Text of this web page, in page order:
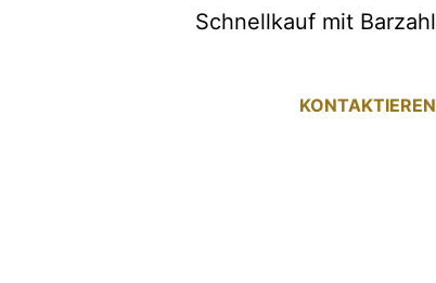
Schnellkauf mit